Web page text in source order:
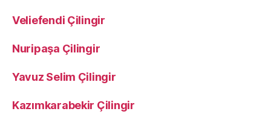
Veliefendi Çilingir
Nuripaşa Çilingir
Yavuz Selim Çilingir
Kazımkarabekir Çilingir